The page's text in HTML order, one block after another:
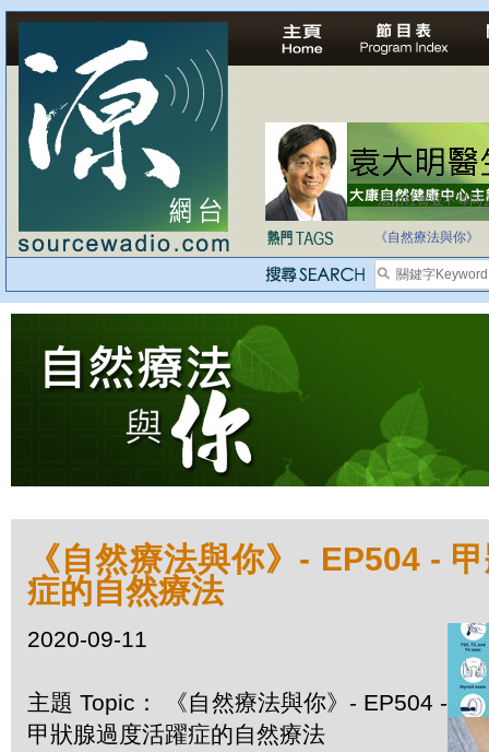
法治社會並不等同
《自然療法與你》
《自然療法與你》- EP504 -
症的自然療法
2020-09-11
主題 Topic： 《自然療法與你》- EP504 -
甲狀腺過度活躍症的自然療法